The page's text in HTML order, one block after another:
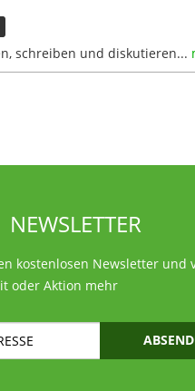
schreiben und diskutieren...
NEWSLETTER
kostenlosen Newsletter und
oder Aktion mehr